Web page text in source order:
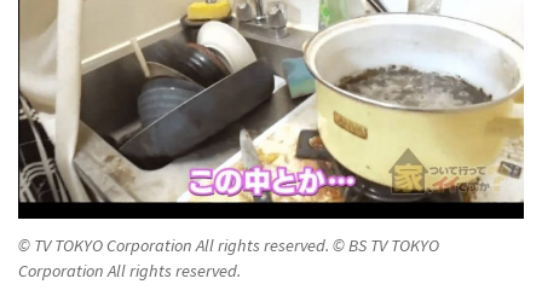
© TV TOKYO Corporation All rights reserved. © BS TV TOKYO
Corporation All rights reserved.